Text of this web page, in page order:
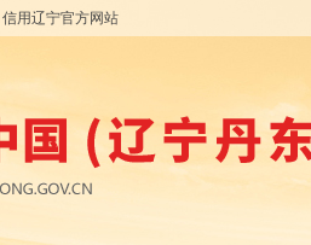
信用辽宁官方网站